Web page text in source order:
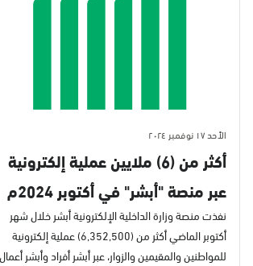
الأحد ١٧ نوفمبر ٢٠٢٤
أكثر من (6) ملايين عملية إلكترونية
عبر منصة "أبشر" في أكتوبر 2024م
نفذت منصة وزارة الداخلية الإلكترونية أبشر خلال شھر
أكتوبر الماضي أكثر من (6,352,500) عملية إلكترونية
للمواطنين والمقيمين والزوار، عبر أبشر أفراد وأبشر أعمال